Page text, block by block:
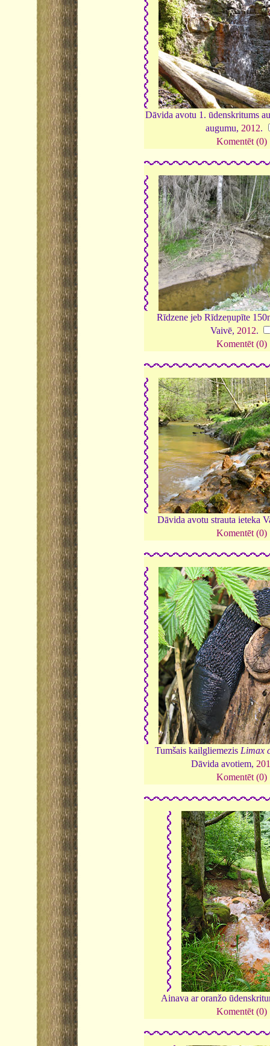
Dāvida avotu 1. ūdenskritums
augumu, 2012.
Komentēt (0)
Rīdzene jeb Rīdzeņupīte
Vaivē, 2012.
Komentēt (0)
Dāvida avotu strauta ieteka
Komentēt (0)
Tumšais kailgliemezis Limax
Dāvida avotiem,
Komentēt (0)
Ainava ar oranžo
Komentēt (0)